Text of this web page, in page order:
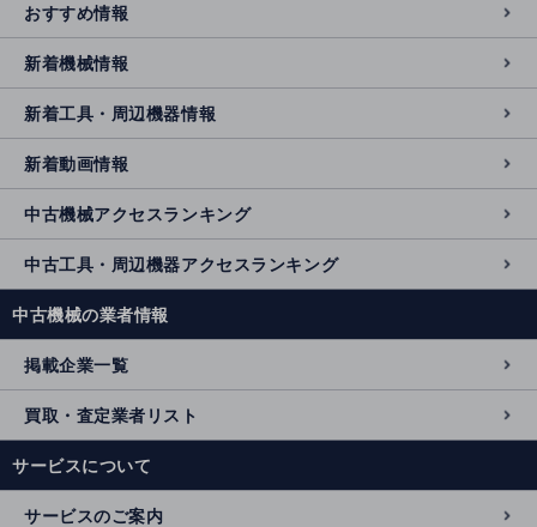
おすすめ情報
新着機械情報
新着工具・周辺機器情報
新着動画情報
中古機械アクセスランキング
中古工具・周辺機器アクセスランキング
中古機械の業者情報
掲載企業一覧
買取・査定業者リスト
サービスについて
サービスのご案内